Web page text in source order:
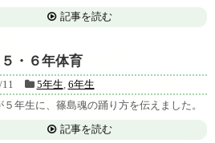
記事を読む
・６年体育
5年生, 6年生
年生に、篠島魂の踊り方を伝えました。
記事を読む